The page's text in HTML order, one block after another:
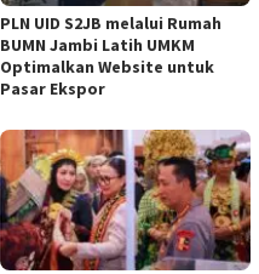
PLN UID S2JB melalui Rumah
BUMN Jambi Latih UMKM
Optimalkan Website untuk
Pasar Ekspor